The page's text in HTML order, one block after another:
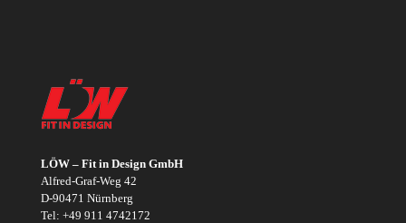
LÖW – Fit in Design GmbH
Alfred-Graf-Weg 42
D-90471 Nürnberg
Tel: +49 911 4742172